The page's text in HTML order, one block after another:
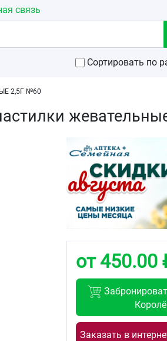
связь
Сортировать по
2,5Г №60
от 450.00
Заказать в